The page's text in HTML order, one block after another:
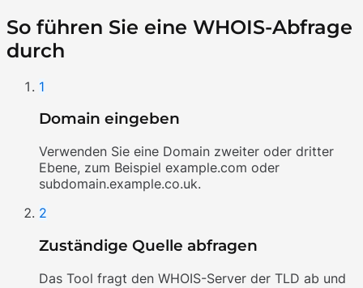
So führen Sie eine WHOIS-Abfrage
durch
1
Domain eingeben
Verwenden Sie eine Domain zweiter oder dritter
Ebene, zum Beispiel example.com oder
subdomain.example.co.uk.
2
Zuständige Quelle abfragen
Das Tool fragt den WHOIS-Server der TLD ab und